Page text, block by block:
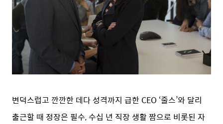
변덕스럽고 깐깐한 데다 성격까지 급한 CEO ‘줄스’와 달리
출근할 때 정장은 필수, 수십 년 직장 생활 짬으로 비롯된 자